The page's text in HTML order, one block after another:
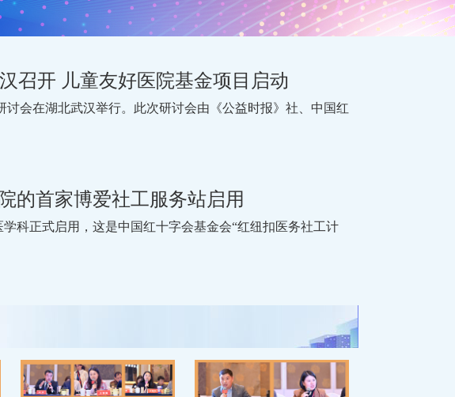
召开 儿童友好医院基金项目启动
会在湖北武汉举行。此次研讨会由《公益时报》社、中国红
的首家博爱社工服务站启用
科正式启用，这是中国红十字会基金会“红纽扣医务社工计